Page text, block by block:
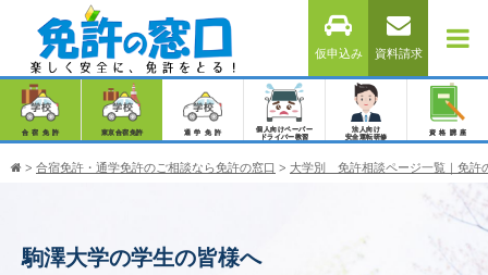
仮申込み 資料請求
合宿免許 東京合宿免許 通学免許
個人向けペーパー
ドライバー教習
法人向け
安全運転研修
資格講座
> 合宿免許・通学免許のご相談なら免許の窓口 > 大学別 免許相談ページ一覧｜免許
駒澤大学の学生の皆様へ